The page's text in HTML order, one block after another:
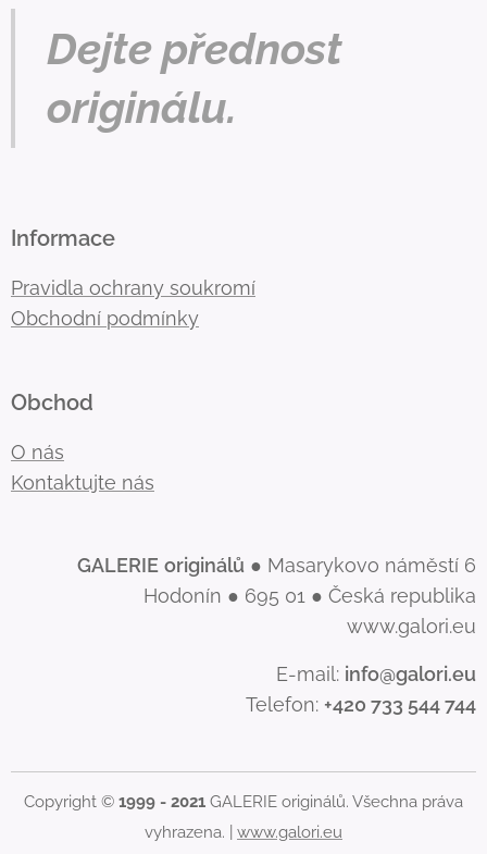
Dejte přednost
originálu.
Informace
Pravidla ochrany soukromí
Obchodní podmínky
Obchod
O nás
Kontaktujte nás
GALERIE originálů ● Masarykovo náměstí 6
Hodonín ● 695 01 ● Česká republika
www.galori.eu
E-mail: info@galori.eu
Telefon: +420 733 544 744
Copyright © 1999 - 2021 GALERIE originálů. Všechna práva
vyhrazena. | www.galori.eu